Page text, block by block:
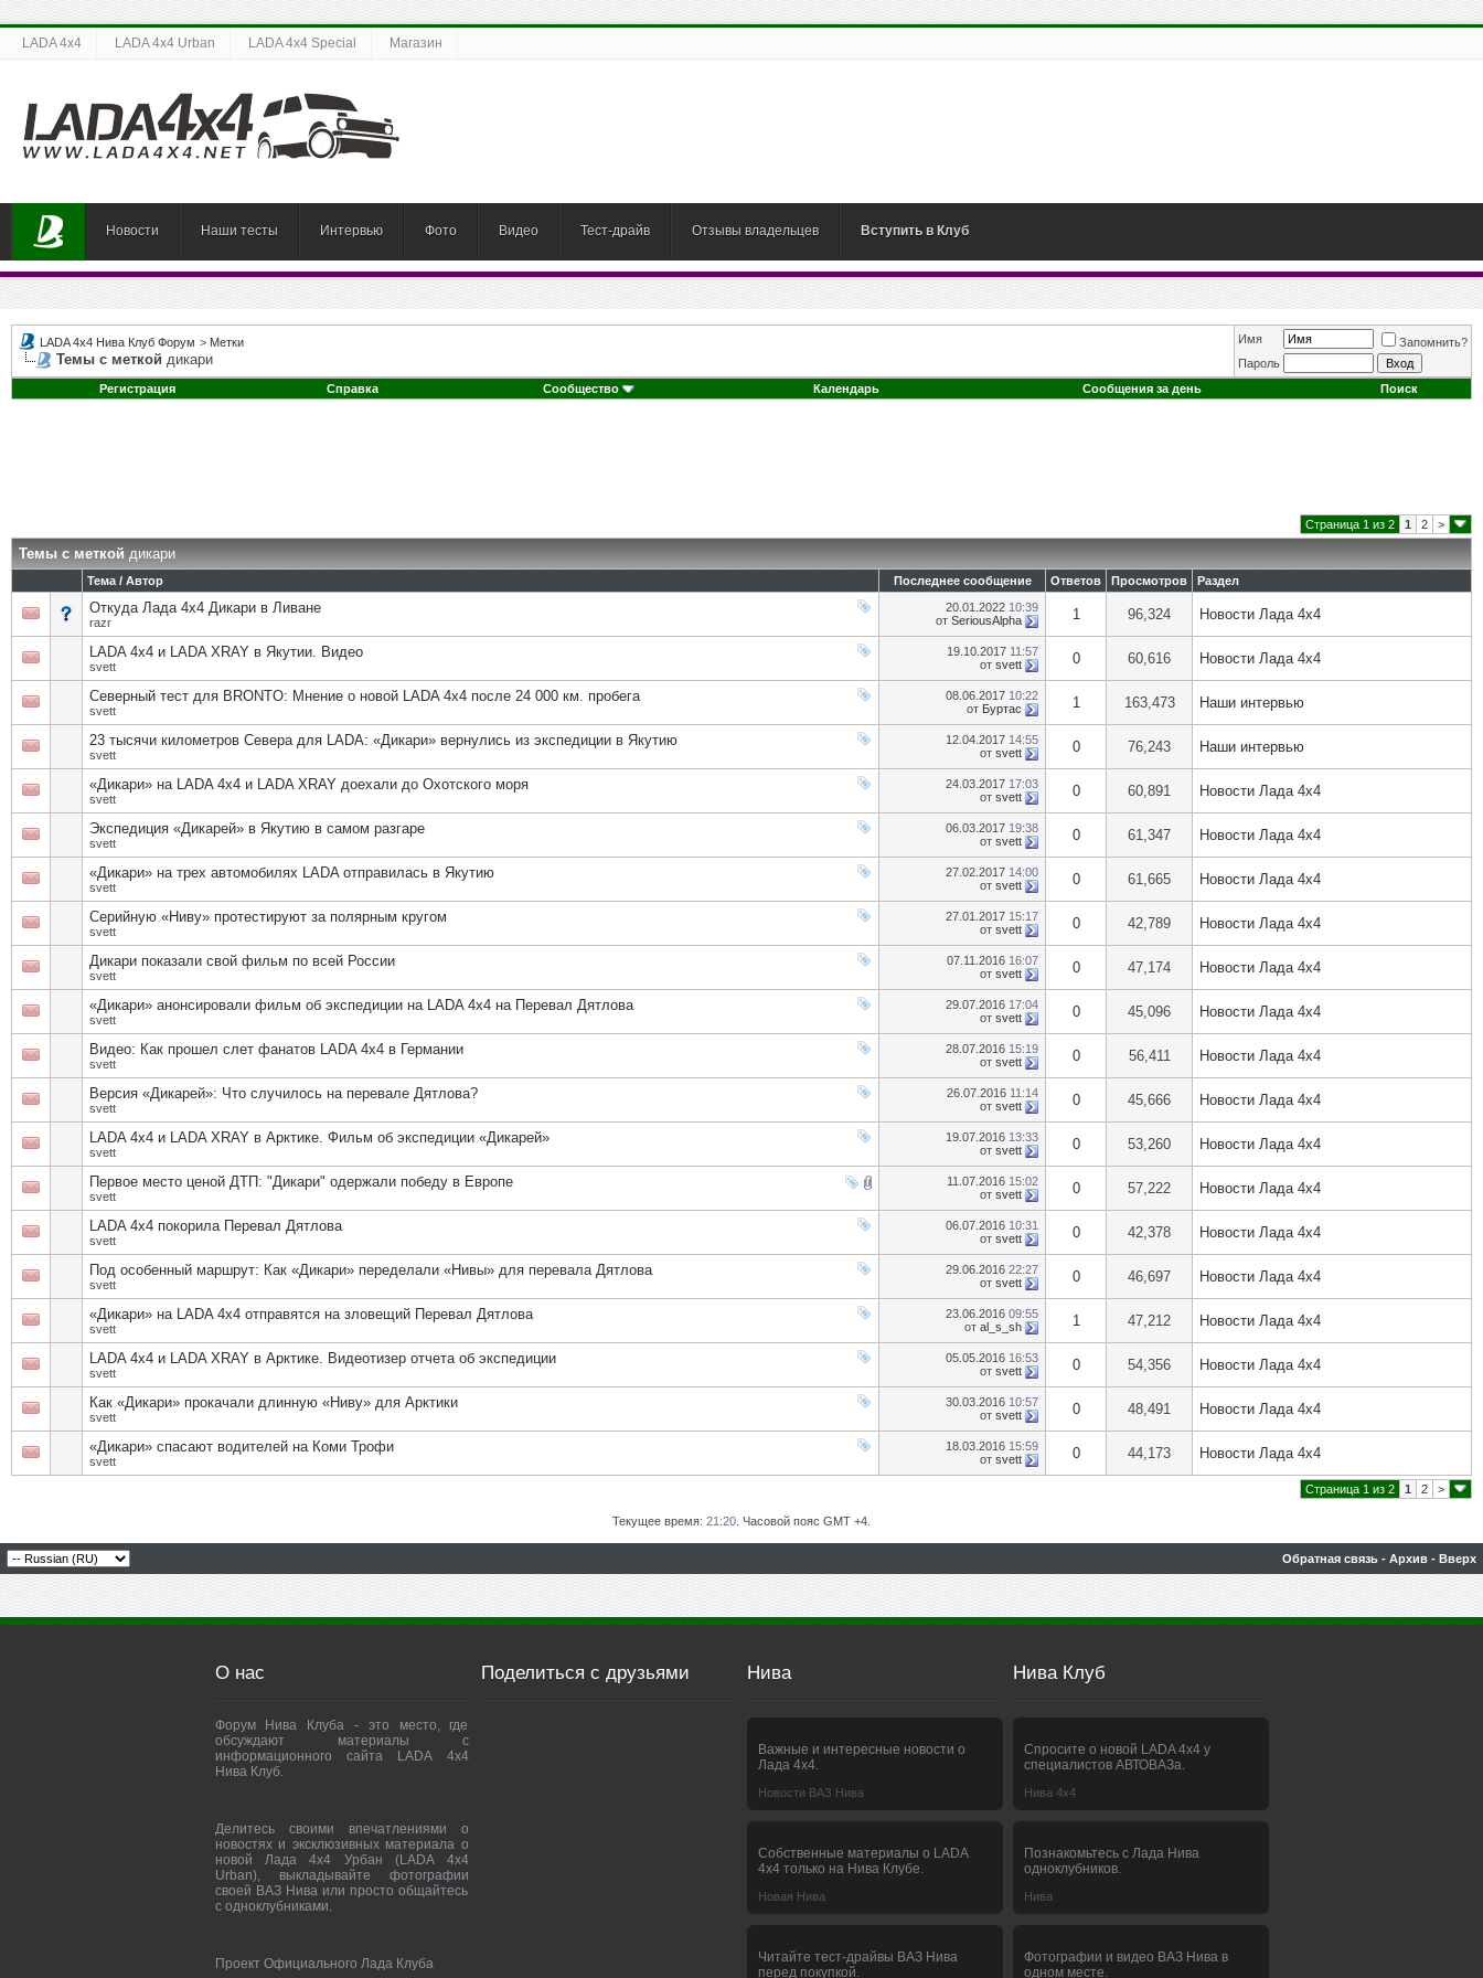
LADA 4x4 LADA 4x4 Urban LADA 4x4 Special Магазин
Новости Наши тесты Интервью Фото Видео Тест-драйв Отзывы владельцев Вступить в Клуб
LADA 4x4 Нива Клуб Форум > Метки
Темы с меткой дикари
Имя
Запомнить?
Пароль
Регистрация
Справка Сообщество Календарь Сообщения за день Поиск
Страница 1 из 2 1 2 >
Темы с меткойдикари
Тема / Автор Последнее сообщение Ответов Просмотров Раздел
Откуда Лада 4х4 Дикари в Ливане
razr
20.01.2022 10:39
от SeriousAlpha 1 96,324 Новости Лада 4х4
LADA 4x4 и LADA XRAY в Якутии. Видео
svett
19.10.2017 11:57
от svett 0 60,616 Новости Лада 4х4
Северный тест для BRONTO: Мнение о новой LADA 4x4 после 24 000 км. пробега
svett
08.06.2017 10:22
от Буртас 1 163,473 Наши интервью
23 тысячи километров Севера для LADA: «Дикари» вернулись из экспедиции в Якутию
svett
12.04.2017 14:55
от svett 0 76,243 Наши интервью
«Дикари» на LADA 4x4 и LADA XRAY доехали до Охотского моря
svett
24.03.2017 17:03
от svett 0 60,891 Новости Лада 4х4
Экспедиция «Дикарей» в Якутию в самом разгаре
svett
06.03.2017 19:38
от svett 0 61,347 Новости Лада 4х4
«Дикари» на трех автомобилях LADA отправилась в Якутию
svett
27.02.2017 14:00
от svett 0 61,665 Новости Лада 4х4
Серийную «Ниву» протестируют за полярным кругом
svett
27.01.2017 15:17
от svett 0 42,789 Новости Лада 4х4
Дикари показали свой фильм по всей России
svett
07.11.2016 16:07
от svett 0 47,174 Новости Лада 4х4
«Дикари» анонсировали фильм об экспедиции на LADA 4х4 на Перевал Дятлова
svett
29.07.2016 17:04
от svett 0 45,096 Новости Лада 4х4
Видео: Как прошел слет фанатов LADA 4х4 в Германии
svett
28.07.2016 15:19
от svett 0 56,411 Новости Лада 4х4
Версия «Дикарей»: Что случилось на перевале Дятлова?
svett
26.07.2016 11:14
от svett 0 45,666 Новости Лада 4х4
LADA 4х4 и LADA XRAY в Арктике. Фильм об экспедиции «Дикарей»
svett
19.07.2016 13:33
от svett 0 53,260 Новости Лада 4х4
Первое место ценой ДТП: "Дикари" одержали победу в Европе
svett
11.07.2016 15:02
от svett 0 57,222 Новости Лада 4х4
LADA 4х4 покорила Перевал Дятлова
svett
06.07.2016 10:31
от svett 0 42,378 Новости Лада 4х4
Под особенный маршрут: Как «Дикари» переделали «Нивы» для перевала Дятлова
svett
29.06.2016 22:27
от svett 0 46,697 Новости Лада 4х4
«Дикари» на LADA 4x4 отправятся на зловещий Перевал Дятлова
svett
23.06.2016 09:55
от al_s_sh 1 47,212 Новости Лада 4х4
LADA 4х4 и LADA XRAY в Арктике. Видеотизер отчета об экспедиции
svett
05.05.2016 16:53
от svett 0 54,356 Новости Лада 4х4
Как «Дикари» прокачали длинную «Ниву» для Арктики
svett
30.03.2016 10:57
от svett 0 48,491 Новости Лада 4х4
«Дикари» спасают водителей на Коми Трофи
svett
18.03.2016 15:59
от svett 0 44,173 Новости Лада 4х4
Страница 1 из 2 1 2 >
Текущее время: 21:20 . Часовой пояс GMT +4.
Обратная связь - Архив - Вверх
О нас
Форум Нива Клуба - это место, где
обсуждают материалы с
информационного сайта LADA 4x4
Нива Клуб.
Делитесь своими впечатлениями о
новостях и эксклюзивных материала о
новой Лада 4х4 Урбан (LADA 4x4
Urban), выкладывайте фотографии
своей ВАЗ Нива или просто общайтесь
с одноклубниками.
Проект Официального Лада Клуба
Поделиться с друзьями Нива
Важные и интересные новости о
Лада 4х4.
Новости ВАЗ Нива
Собственные материалы о LADA
4x4 только на Нива Клубе.
Новая Нива
Читайте тест-драйвы ВАЗ Нива
перед покупкой.
Нива Клуб
Спросите о новой LADA 4x4 у
специалистов АВТОВАЗа.
Нива 4х4
Познакомьтесь с Лада Нива
одноклубников.
Нива
Фотографии и видео ВАЗ Нива в
одном месте.